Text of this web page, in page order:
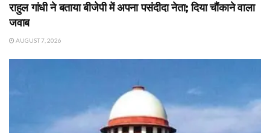
राहुल गांधी ने बताया बीजेपी में अपना पसंदीदा नेता; दिया चौंकाने वाला
जवाब
AUGUST 7, 2026